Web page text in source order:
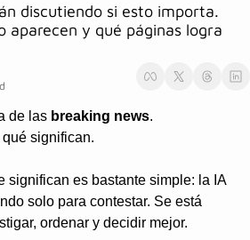
discutiendo si esto importa.
aparecen y qué páginas logra
de las breaking news.
significan.
significan es bastante simple: la IA
solo para contestar. Se está
ordenar y decidir mejor.